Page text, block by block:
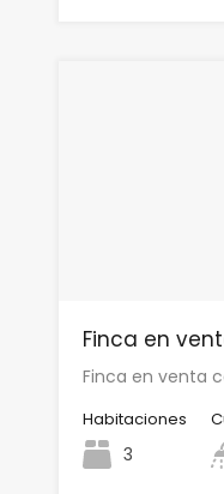
Finca en
Finca en venta
Habitaciones
3